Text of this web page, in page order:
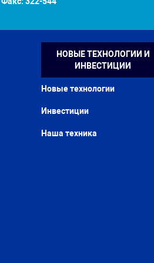
НОВЫЕ ТЕХНОЛОГИИ И
ИНВЕСТИЦИИ
Новые технологии
Инвестиции
Наша техника